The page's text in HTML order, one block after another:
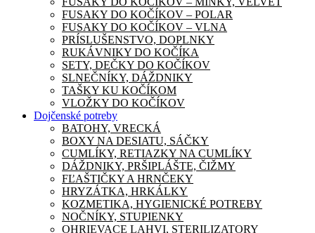
FUSAKY DO KOČÍKOV – POLAR
FUSAKY DO KOČÍKOV – VLNA
PRÍSLUŠENSTVO, DOPLNKY
RUKÁVNIKY DO KOČÍKA
SETY, DEČKY DO KOČÍKOV
SLNEČNÍKY, DÁŽDNIKY
TAŠKY KU KOČÍKOM
VLOŽKY DO KOČÍKOV
Dojčenské potreby
BATOHY, VRECKÁ
BOXY NA DESIATU, SÁČKY
CUMLÍKY, RETIAZKY NA CUMLÍKY
DÁŽDNIKY, PRŠIPLÁŠTE, ČIŽMY
FĽAŠTIČKY A HRNČEKY
HRYZÁTKA, HRKÁLKY
KOZMETIKA, HYGIENICKÉ POTREBY
NOČNÍKY, STUPIENKY
OHRIEVACE LAHVI, STERILIZATORY